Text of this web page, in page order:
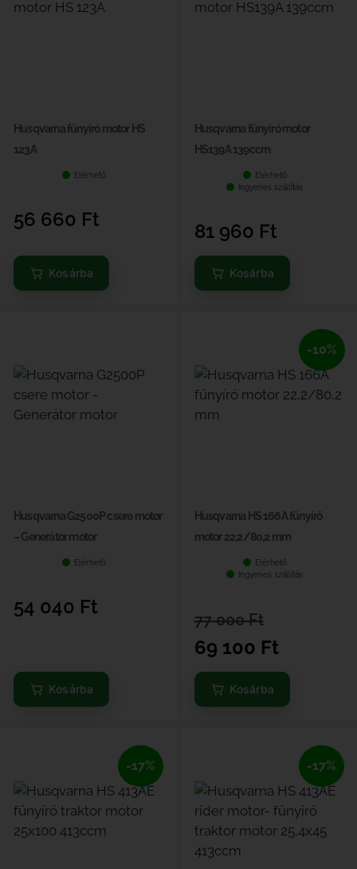
Husqvarna fűnyíró motor HS
123A
Elérhető
56 660 Ft
Kosárba
Husqvarna fűnyíró motor
HS139A 139ccm
Elérhető
Ingyenes szállítás
81 960 Ft
Kosárba
Husqvarna G2500P csere motor
– Generátor motor
Elérhető
54 040 Ft
Kosárba
-10%
Husqvarna HS 166A fűnyíró
motor 22,2/80,2 mm
Elérhető
Ingyenes szállítás
77 000Ft
69 100 Ft
Kosárba
-17% -17%